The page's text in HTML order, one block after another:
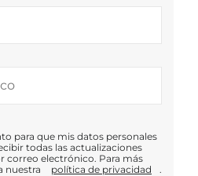
para que mis datos personales
todas las actualizaciones
correo electrónico. Para más
nuestra
política de privacidad .